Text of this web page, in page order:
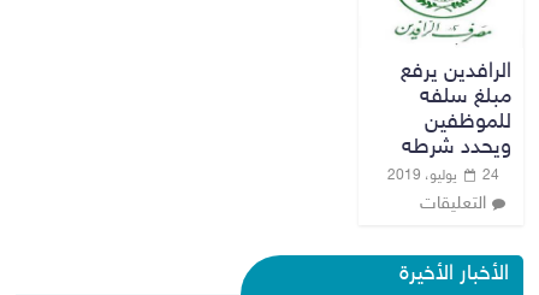
الرافدين يرفع
مبلغ سلفه
للموظفين
ويحدد شرطه
24 يوليو، 2019
التعليقات
الأخبار الأخيرة